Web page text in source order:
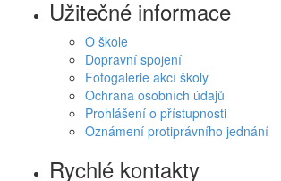
Užitečné informace
O škole
Dopravní spojení
Fotogalerie akcí školy
Ochrana osobních údajů
Prohlášení o přístupnosti
Oznámení protiprávního jednání
Rychlé kontakty